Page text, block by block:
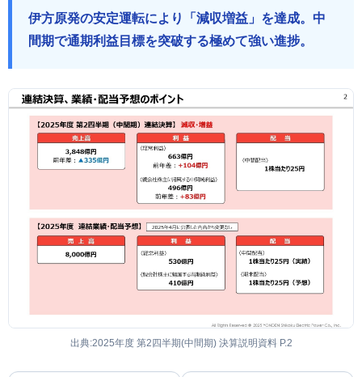
伊方原発の安定運転により「減収増益」を達成。中
間期で通期利益目標を突破する極めて強い進捗。
出典:2025年度 第2四半期(中間期) 決算説明資料 P.2